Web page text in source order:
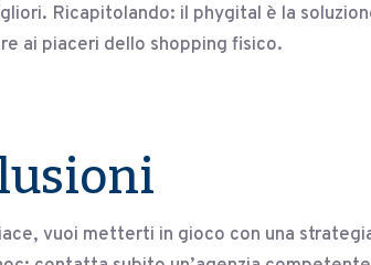
Ricapitolando: il phygital è la
ai piaceri dello shopping fisico.
vuoi metterti in gioco con una